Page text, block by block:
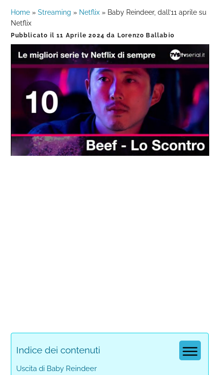
Home »Streaming » Netflix » Baby Reindeer, dall’11 aprile su
Netflix
Pubblicato il11 Aprile 2024 da Lorenzo Ballabio
Unmute
Loaded:
0%
Progress:
0%
Indice dei contenuti
Uscita di Baby Reindeer